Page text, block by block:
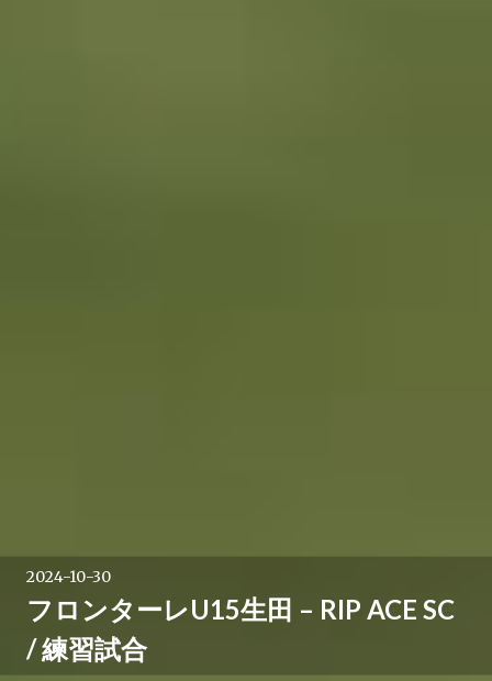
2024-10-30
フロンターレU15生田 – RIP ACE SC
/ 練習試合